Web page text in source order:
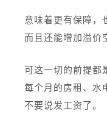
意味着更有保障，
而且还能增加溢价
可这一切的前提都
每个月的房租、水
不要说发工资了。